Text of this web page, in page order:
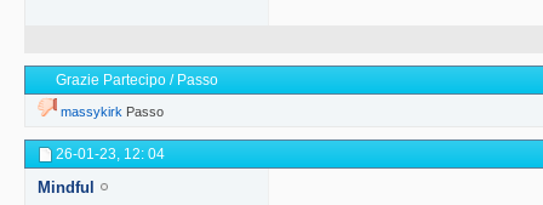
Grazie Partecipo / Passo
massykirk Passo
26-01-23, 12: 04
Mindful